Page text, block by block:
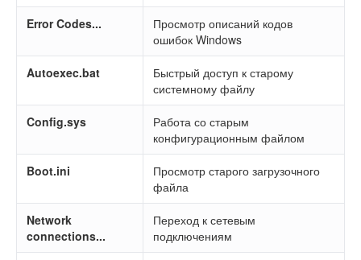
Error Codes...
Просмотр описаний кодов
ошибок Windows
Autoexec.bat
Быстрый доступ к старому
системному файлу
Config.sys
Работа со старым
конфигурационным файлом
Boot.ini
Просмотр старого загрузочного
файла
Network
connections...
Переход к сетевым
подключениям